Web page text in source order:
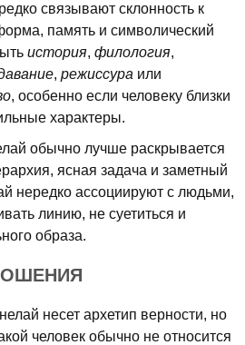
связывают склонность к
память и символический
история, филология,
, режиссура или
, особенно если человеку близки
характеры.
обычно лучше раскрывается
ясная задача и заметный
нередко ассоциируют с людьми,
линию, не суетиться и
образа.
несет архетип верности, но
человек обычно не относится